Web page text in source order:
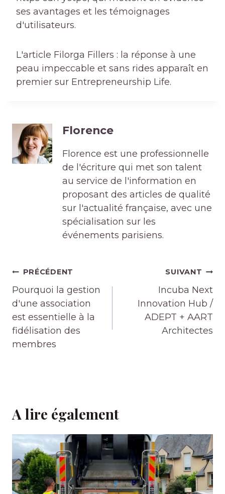
ses avantages et les témoignages
d'utilisateurs.
L'article Filorga Fillers : la réponse à une
peau impeccable et sans rides apparaît en
premier sur Entrepreneurship Life.
Florence
Florence est une professionnelle
de l'écriture qui met son talent
au service de l'information en
proposant des articles de qualité
sur l'actualité française, avec une
spécialisation sur les
événements parisiens.
Navigation
de
l’article
PRÉCÉDENT
Pourquoi la gestion
d'une association
est essentielle à la
fidélisation des
membres
SUIVANT
Incuba Next
Innovation Hub /
ADEPT + AART
Architectes
A lire également